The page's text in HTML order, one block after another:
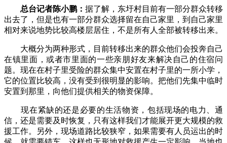
总台记者陈小鹏： 据了解，东圩村目前有一部分群众转移
出去了，但是也有一部分群众选择留在自己家里，到自己家里
相对来说地势比较高楼层居住，不是所有人全部被转移出来。
大概分为两种形式，目前转移出来的群众他们会投奔自己
在镇里面，或者市里面的一些亲朋好友来解决自己的住宿问
题。现在在村子里受险的群众集中安置在村子里的一所小学，
它的位置比较高，没有受到很明显的影响。把他们先集中临时
安置到那里，向他们提供相关的物资保障。
现在紧缺的还是必要的生活物资，包括现场的电力、通
信，还是需要及时恢复，只有这样我们才能展开更大规模的救
援工作。另外，现场道路比较狭窄，如果需要有人员运出的时